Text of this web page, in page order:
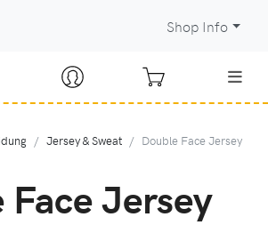
Shop Info
Jersey & Sweat Double Face Jersey
Jersey